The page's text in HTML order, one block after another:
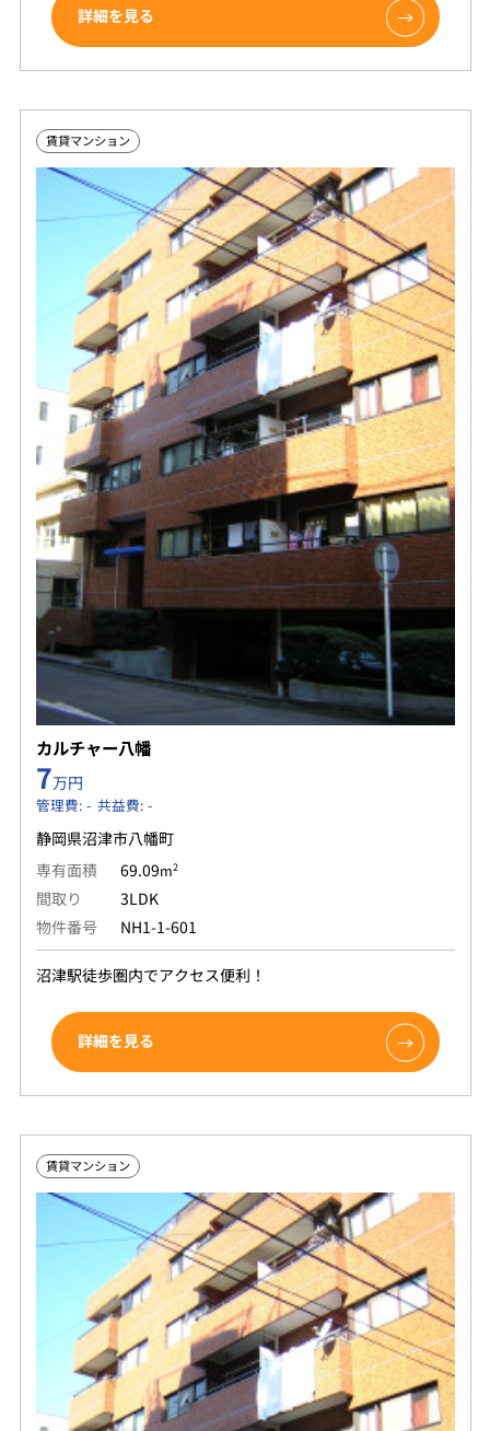
詳細を見る
賃貸マンション
カルチャー八幡
7万円
管理費: - 共益費: -
静岡県沼津市八幡町
専有面積
69.09m2
間取り
3LDK
物件番号
NH1-1-601
沼津駅徒歩圏内でアクセス便利！
詳細を見る
賃貸マンション